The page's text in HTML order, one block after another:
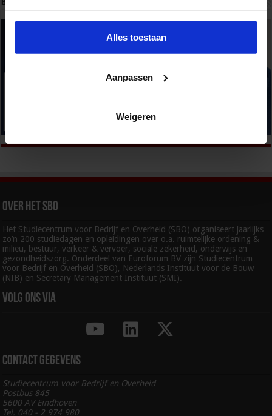
Alles toestaan
Aanpassen
Weigeren
Over het SBO
Het Studiecentrum voor Bedrijf en Overheid (SBO) organiseert jaarlijks
zo’n 200 studiedagen en opleidingen over o.a. ruimtelijke ordening &
milieu, bestuur, verkeer & vervoer, sociale zekerheid, onderwijs en
gezondheidszorg. Onderdeel van Euroforum BV zijn Studiecentrum
voor Bedrijf en Overheid (SBO), Nederlands Instituut voor de Bouw
(NIB) en Secretary Management Instituut (SMI).
Volg ons via
Contact gegevens
Studiecentrum voor Bedrijf en Overheid
Postbus 845
5600 AV Eindhoven
Tel. 040 - 2 974 980